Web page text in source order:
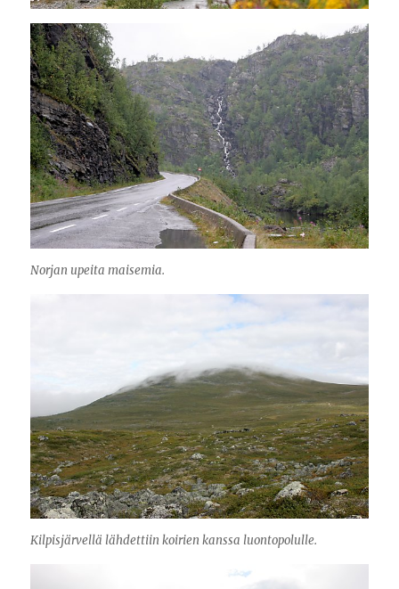
Norjan upeita maisemia.
Kilpisjärvellä lähdettiin koirien kanssa luontopolulle.